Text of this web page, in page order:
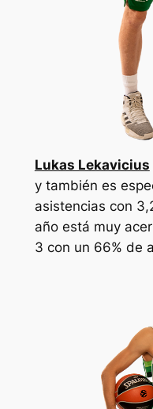
Lukas Lekavicius
y también es
asistencias con
año está muy
3 con un 66% de